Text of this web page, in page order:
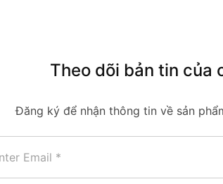
Theo dõi bản tin của
Đăng ký để nhận thông tin về sản